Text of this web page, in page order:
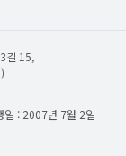
길 15,
일 : 2007년 7월 2일